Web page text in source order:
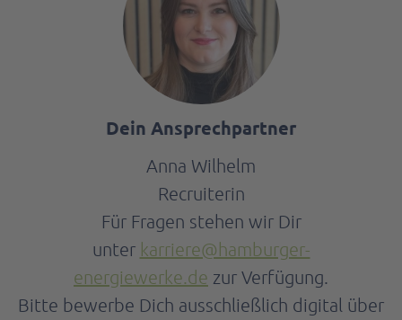
Dein Ansprechpartner
Anna Wilhelm
Recruiterin
Für Fragen stehen wir Dir
unter karriere@hamburger-
energiewerke.de zur Verfügung.
Bitte bewerbe Dich ausschließlich digital über